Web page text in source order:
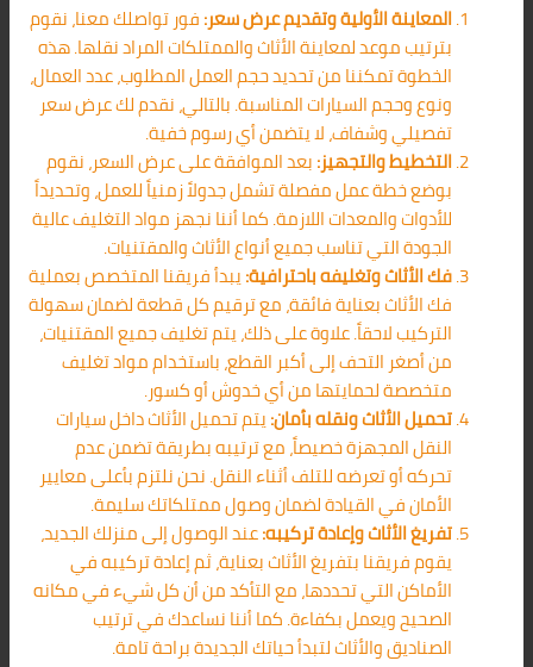
المعاينة الأولية وتقديم عرض سعر:فور تواصلك معنا، نقوم
بترتيب موعد لمعاينة الأثاث والممتلكات المراد نقلها. هذه
الخطوة تمكننا من تحديد حجم العمل المطلوب، عدد العمال،
ونوع وحجم السيارات المناسبة. بالتالي، نقدم لك عرض سعر
تفصيلي وشفاف، لا يتضمن أي رسوم خفية.
التخطيط والتجهيز:بعد الموافقة على عرض السعر، نقوم
بوضع خطة عمل مفصلة تشمل جدولاً زمنياً للعمل، وتحديداً
للأدوات والمعدات اللازمة. كما أننا نجهز مواد التغليف عالية
الجودة التي تناسب جميع أنواع الأثاث والمقتنيات.
فك الأثاث وتغليفه باحترافية:يبدأ فريقنا المتخصص بعملية
فك الأثاث بعناية فائقة، مع ترقيم كل قطعة لضمان سهولة
التركيب لاحقاً. علاوة على ذلك، يتم تغليف جميع المقتنيات،
من أصغر التحف إلى أكبر القطع، باستخدام مواد تغليف
متخصصة لحمايتها من أي خدوش أو كسور.
تحميل الأثاث ونقله بأمان:يتم تحميل الأثاث داخل سيارات
النقل المجهزة خصيصاً، مع ترتيبه بطريقة تضمن عدم
تحركه أو تعرضه للتلف أثناء النقل. نحن نلتزم بأعلى معايير
الأمان في القيادة لضمان وصول ممتلكاتك سليمة.
تفريغ الأثاث وإعادة تركيبه:عند الوصول إلى منزلك الجديد،
يقوم فريقنا بتفريغ الأثاث بعناية، ثم إعادة تركيبه في
الأماكن التي تحددها، مع التأكد من أن كل شيء في مكانه
الصحيح ويعمل بكفاءة. كما أننا نساعدك في ترتيب
الصناديق والأثاث لتبدأ حياتك الجديدة براحة تامة.